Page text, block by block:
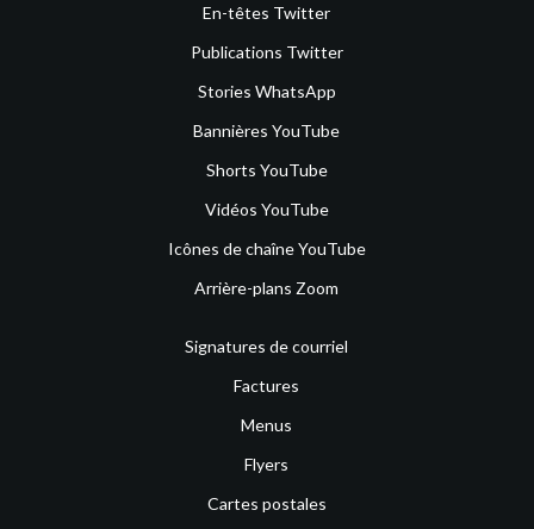
En-têtes Twitter
Publications Twitter
Stories WhatsApp
Bannières YouTube
Shorts YouTube
Vidéos YouTube
Icônes de chaîne YouTube
Arrière-plans Zoom
Signatures de courriel
Factures
Menus
Flyers
Cartes postales